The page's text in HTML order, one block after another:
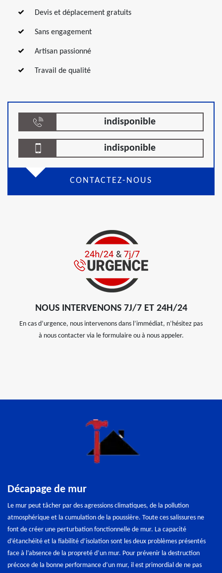
Devis et déplacement gratuits
Sans engagement
Artisan passionné
Travail de qualité
indisponible
indisponible
CONTACTEZ-NOUS
NOUS INTERVENONS 7J/7 ET 24H/24
En cas d’urgence, nous intervenons dans l’immédiat, n’hésitez pas
à nous contacter via le formulaire ou à nous appeler.
Décapage de mur
Le mur peut tâcher par des agressions climatiques, de la pollution
atmosphérique et la cumulation de la poussière. Toute ces salissures ne
font de créer une perturbation fonctionnelle de mur. La capacité
d’étanchéité et la fiabilité d’isolation sont les deux problèmes présentés
face à l’absence de la propreté d’un mur. Pour prévenir la destruction
précoce de la bonne performance d’un mur, il est primordial de ne pas